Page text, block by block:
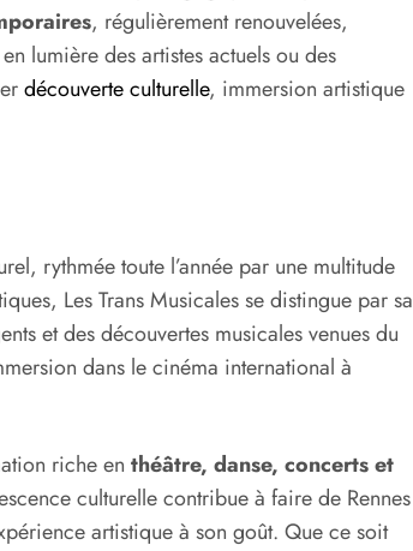
, régulièrement renouvelées,
lumière des artistes actuels ou des
découverte culturelle, immersion artistique
rythmée toute l’année par une multitude
Les Trans Musicales se distingue par sa
et des découvertes musicales venues du
dans le cinéma international à
riche en théâtre, danse, concerts et
culturelle contribue à faire de Rennes
artistique à son goût. Que ce soit